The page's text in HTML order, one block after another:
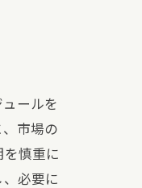
ールを
市場の
慎重に
必要に